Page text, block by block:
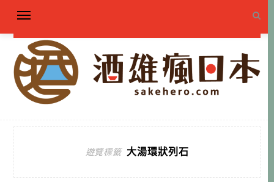
遊覽標籤 大湯環狀列石